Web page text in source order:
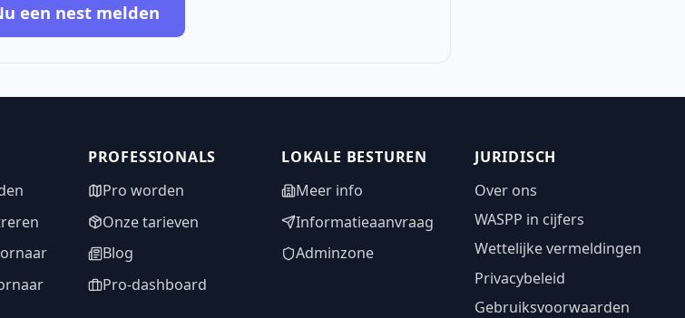
een nest melden
PROFESSIONALS
Pro worden
Onze tarieven
Blog
Pro-dashboard
LOKALE BESTUREN
Meer info
Informatieaanvraag
Adminzone
JURIDISCH
Over ons
WASPP in cijfers
Wettelijke vermeldingen
Privacybeleid
Gebruiksvoorwaarden